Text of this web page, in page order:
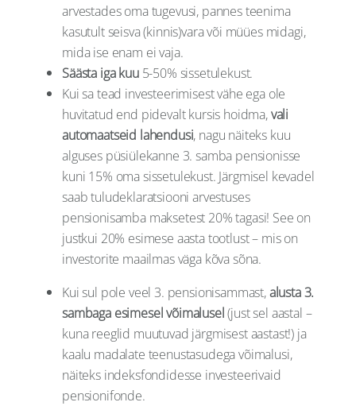
arvestades oma tugevusi, pannes teenima
kasutult seisva (kinnis)vara või müües midagi,
mida ise enam ei vaja.
Säästa iga kuu5-50% sissetulekust.
Kui sa tead investeerimisest vähe ega ole
huvitatud end pidevalt kursis hoidma,vali
automaatseid lahendusi, nagu näiteks kuu
alguses püsiülekanne 3. samba pensionisse
kuni 15% oma sissetulekust. Järgmisel kevadel
saab tuludeklaratsiooni arvestuses
pensionisamba maksetest 20% tagasi! See on
justkui 20% esimese aasta tootlust – mis on
investorite maailmas väga kõva sõna.
Kui sul pole veel 3. pensionisammast,alusta 3.
sambaga esimesel võimalusel(just sel aastal –
kuna reeglid muutuvad järgmisest aastast!) ja
kaalu madalate teenustasudega võimalusi,
näiteks indeksfondidesse investeerivaid
pensionifonde.